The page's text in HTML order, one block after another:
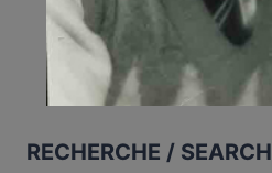
RECHERCHE / SEARCH